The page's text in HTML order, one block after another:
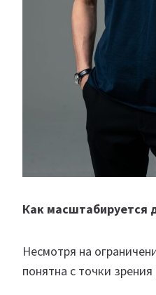
Как масштабируется
Несмотря на
понятна с точки зрения